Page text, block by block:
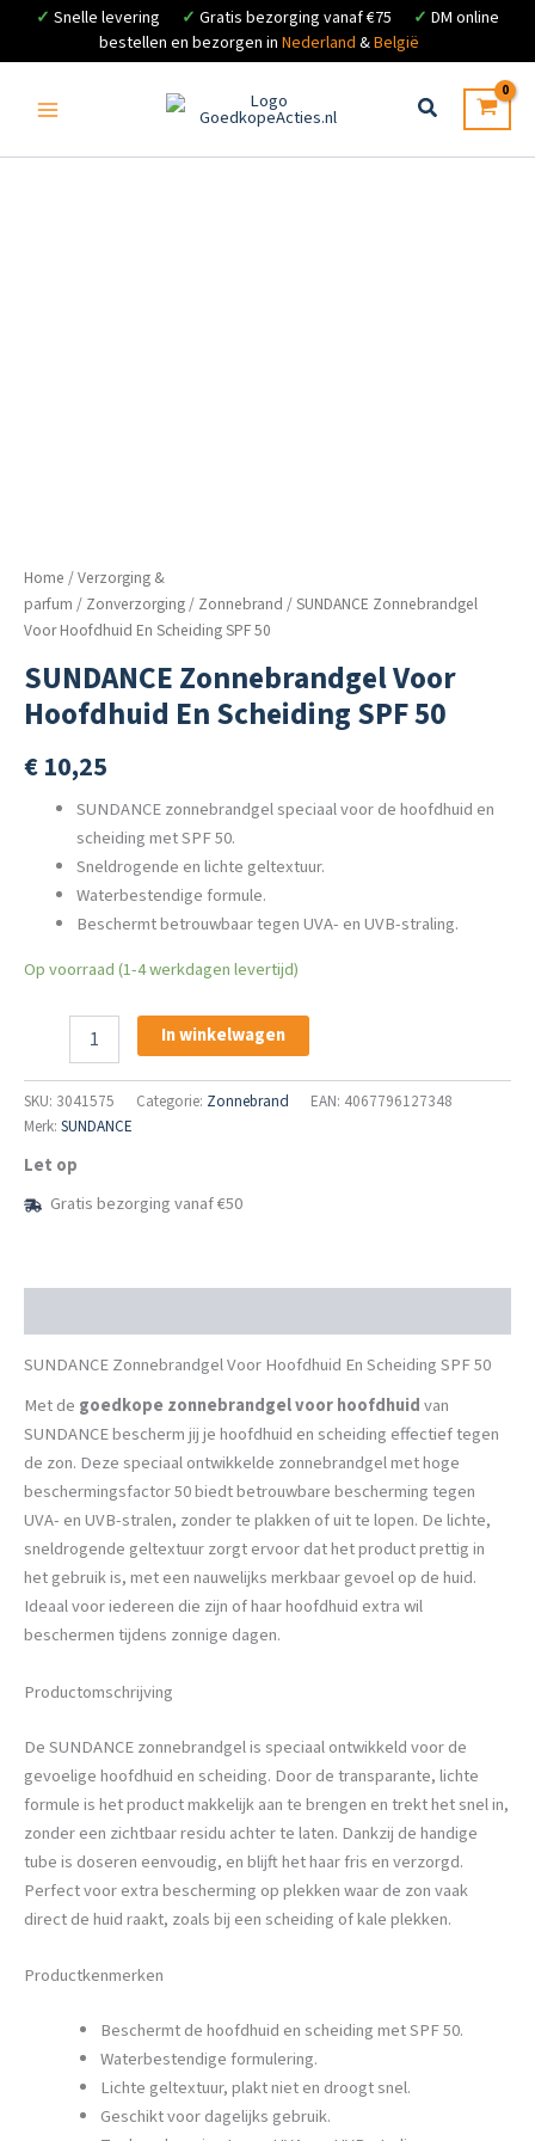
✓ Snelle levering ✓ Gratis bezorging vanaf €75 ✓ DM online
bestellen en bezorgen in Nederland &België
inhoud
Home /Verzorging &
parfum / Zonverzorging/ Zonnebrand / SUNDANCE Zonnebrandgel
Voor Hoofdhuid En Scheiding SPF 50
SUNDANCE Zonnebrandgel Voor
Hoofdhuid En Scheiding SPF 50
€10,25
SUNDANCE zonnebrandgel speciaal voor de hoofdhuid en
scheiding met SPF 50.
Sneldrogende en lichte geltextuur.
Waterbestendige formule.
Beschermt betrouwbaar tegen UVA- en UVB-straling.
Op voorraad (1-4 werkdagen levertijd)
Zonnebrandgel
Hoofdhuid
En
SPF
50
aantal
In winkelwagen
SKU: 3041575 Categorie: Zonnebrand
EAN: 4067796127348
Merk: SUNDANCE
Let op
Gratis bezorging vanaf €50
SUNDANCE Zonnebrandgel Voor Hoofdhuid En Scheiding SPF 50
Met de goedkope zonnebrandgel voor hoofdhuidvan
SUNDANCE bescherm jij je hoofdhuid en scheiding effectief tegen
de zon. Deze speciaal ontwikkelde zonnebrandgel met hoge
beschermingsfactor 50 biedt betrouwbare bescherming tegen
UVA- en UVB-stralen, zonder te plakken of uit te lopen. De lichte,
sneldrogende geltextuur zorgt ervoor dat het product prettig in
het gebruik is, met een nauwelijks merkbaar gevoel op de huid.
Ideaal voor iedereen die zijn of haar hoofdhuid extra wil
beschermen tijdens zonnige dagen.
Productomschrijving
De SUNDANCE zonnebrandgel is speciaal ontwikkeld voor de
gevoelige hoofdhuid en scheiding. Door de transparante, lichte
formule is het product makkelijk aan te brengen en trekt het snel in,
zonder een zichtbaar residu achter te laten. Dankzij de handige
tube is doseren eenvoudig, en blijft het haar fris en verzorgd.
Perfect voor extra bescherming op plekken waar de zon vaak
direct de huid raakt, zoals bij een scheiding of kale plekken.
Productkenmerken
Beschermt de hoofdhuid en scheiding met SPF 50.
Waterbestendige formulering.
Lichte geltextuur, plakt niet en droogt snel.
Geschikt voor dagelijks gebruik.